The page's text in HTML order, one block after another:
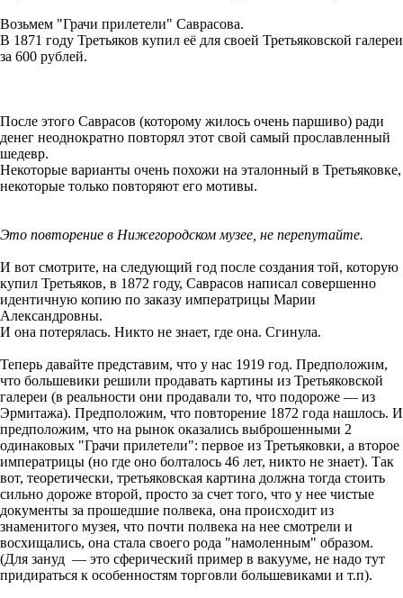
Возьмем "Грачи прилетели" Саврасова.
В 1871 году Третьяков купил её для своей Третьяковской галереи
за 600 рублей.
После этого Саврасов (которому жилось очень паршиво) ради
денег неоднократно повторял этот свой самый прославленный
шедевр.
Некоторые варианты очень похожи на эталонный в Третьяковке,
некоторые только повторяют его мотивы.
Это повторение в Нижегородском музее, не перепутайте.
И вот смотрите, на следующий год после создания той, которую
купил Третьяков, в 1872 году, Саврасов написал совершенно
идентичную копию по заказу императрицы Марии
Александровны.
И она потерялась. Никто не знает, где она. Сгинула.
Теперь давайте представим, что у нас 1919 год. Предположим,
что большевики решили продавать картины из Третьяковской
галереи (в реальности они продавали то, что подороже — из
Эрмитажа). Предположим, что повторение 1872 года нашлось. И
предположим, что на рынок оказались выброшенными 2
одинаковых "Грачи прилетели": первое из Третьяковки, а второе
императрицы (но где оно болталось 46 лет, никто не знает). Так
вот, теоретически, третьяковская картина должна тогда стоить
сильно дороже второй, просто за счет того, что у нее чистые
документы за прошедшие полвека, она происходит из
знаменитого музея, что почти полвека на нее смотрели и
восхищались, она стала своего рода "намоленным" образом.
(Для зануд — это сферический пример в вакууме, не надо тут
придираться к особенностям торговли большевиками и т.п).